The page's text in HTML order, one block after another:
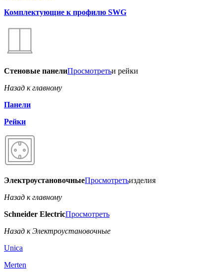
Комплектующие к профилю SWG
Стеновые панелиПросмотретьи рейки
Назад к главному
Панели
Рейки
ЭлектроустановочныеПросмотретьизделия
Назад к главному
Schneider ElectricПросмотреть
Назад к Электроустановочные
Unica
Merten